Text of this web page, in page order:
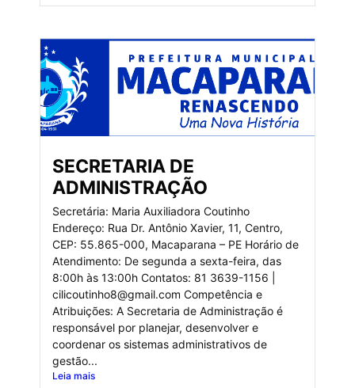
SECRETARIA DE
ADMINISTRAÇÃO
Secretária: Maria Auxiliadora Coutinho
Endereço: Rua Dr. Antônio Xavier, 11, Centro,
CEP: 55.865-000, Macaparana – PE Horário de
Atendimento: De segunda a sexta-feira, das
8:00h às 13:00h Contatos: 81 3639-1156 |
cilicoutinho8@gmail.com Competência e
Atribuições: A Secretaria de Administração é
responsável por planejar, desenvolver e
coordenar os sistemas administrativos de
gestão...
Leia mais